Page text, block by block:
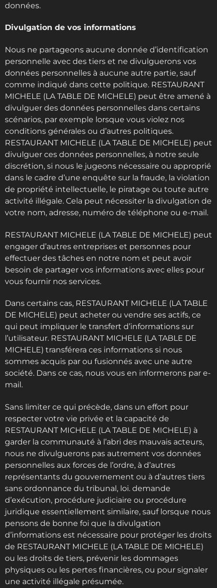
données.
Divulgation de vos informations
Nous ne partageons aucune donnée d’identification
personnelle avec des tiers et ne divulguerons vos
données personnelles à aucune autre partie, sauf
comme indiqué dans cette politique. RESTAURANT
MICHELE (LA TABLE DE MICHELE) peut être amené à
divulguer des données personnelles dans certains
scénarios, par exemple lorsque vous violez nos
conditions générales ou d’autres politiques.
RESTAURANT MICHELE (LA TABLE DE MICHELE) peut
divulguer ces données personnelles, à notre seule
discrétion, si nous le jugeons nécessaire ou approprié
dans le cadre d’une enquête sur la fraude, la violation
de propriété intellectuelle, le piratage ou toute autre
activité illégale. Cela peut nécessiter la divulgation de
votre nom, adresse, numéro de téléphone ou e-mail.
RESTAURANT MICHELE (LA TABLE DE MICHELE) peut
engager d’autres entreprises et personnes pour
effectuer des tâches en notre nom et peut avoir
besoin de partager vos informations avec elles pour
vous fournir nos services.
Dans certains cas, RESTAURANT MICHELE (LA TABLE
DE MICHELE) peut acheter ou vendre ses actifs, ce
qui peut impliquer le transfert d’informations sur
l’utilisateur. RESTAURANT MICHELE (LA TABLE DE
MICHELE) transférera ces informations si nous
sommes acquis par ou fusionnés avec une autre
société. Dans ce cas, nous vous en informerons par e-
mail.
Sans limiter ce qui précède, dans un effort pour
respecter votre vie privée et la capacité de
RESTAURANT MICHELE (LA TABLE DE MICHELE) à
garder la communauté à l’abri des mauvais acteurs,
nous ne divulguerons pas autrement vos données
personnelles aux forces de l’ordre, à d’autres
représentants du gouvernement ou à d’autres tiers
sans ordonnance du tribunal, loi. demande
d’exécution, procédure judiciaire ou procédure
juridique essentiellement similaire, sauf lorsque nous
pensons de bonne foi que la divulgation
d’informations est nécessaire pour protéger les droits
de RESTAURANT MICHELE (LA TABLE DE MICHELE)
ou les droits de tiers, prévenir les dommages
physiques ou les pertes financières, ou pour signaler
une activité illégale présumée.